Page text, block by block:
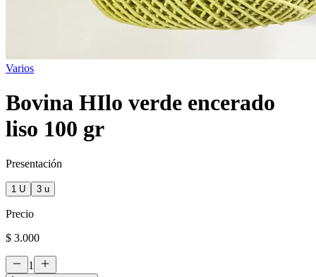
Varios
Bovina HIlo verde encerado
liso 100 gr
Presentación
1 U 3 u
Precio
$ 3.000
1